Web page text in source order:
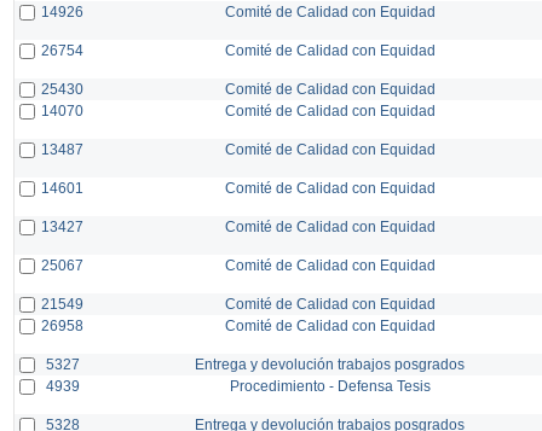
14926
Comité de Calidad con Equidad
26754 Comité de Calidad con Equidad
25430
Comité de Calidad con Equidad
14070
Comité de Calidad con Equidad
13487 Comité de Calidad con Equidad
14601 Comité de Calidad con Equidad
13427 Comité de Calidad con Equidad
25067 Comité de Calidad con Equidad
21549
Comité de Calidad con Equidad
26958
Comité de Calidad con Equidad
5327
Entrega y devolución trabajos posgrados
4939
Procedimiento - Defensa Tesis
5328 Entrega y devolución trabajos posgrados